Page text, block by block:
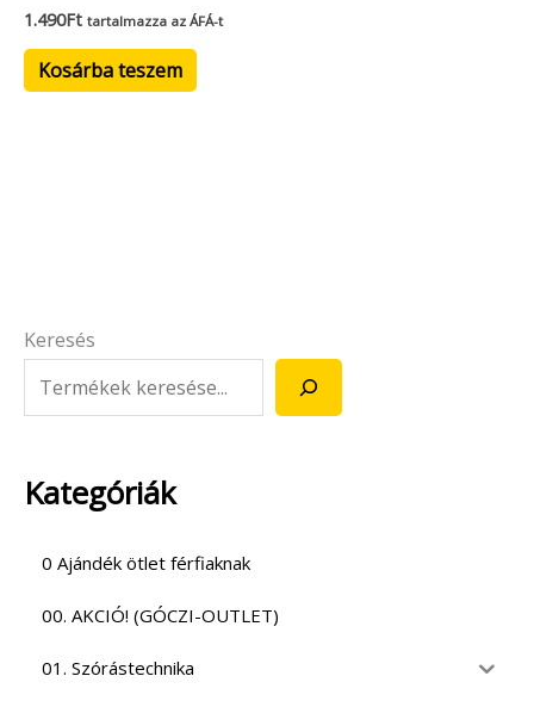
Keresés
Kategóriák
0 Ajándék ötlet férfiaknak
00. AKCIÓ! (GÓCZI-OUTLET)
01. Szórástechnika
1.490Ft tartalmazza az ÁFÁ-t
Kosárba teszem